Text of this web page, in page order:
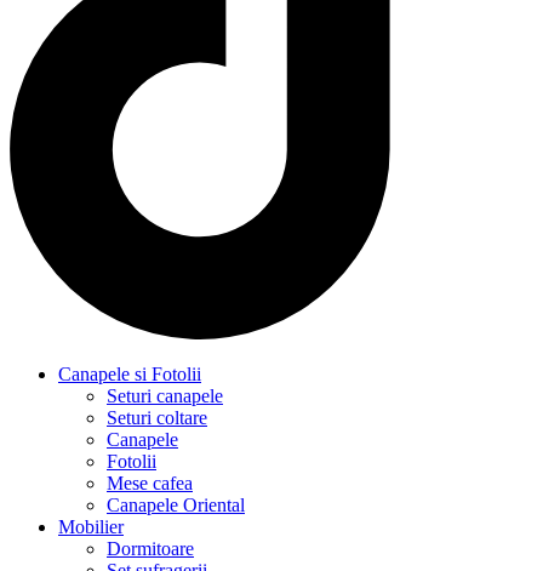
Canapele si Fotolii
Seturi canapele
Seturi coltare
Canapele
Fotolii
Mese cafea
Canapele Oriental
Mobilier
Dormitoare